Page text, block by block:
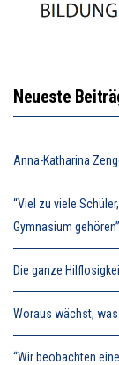
Neueste
Anna-Katharina
“Viel zu viele
Gymnasium gehören”
Die ganze
Woraus wächst,
“Wir beobachten